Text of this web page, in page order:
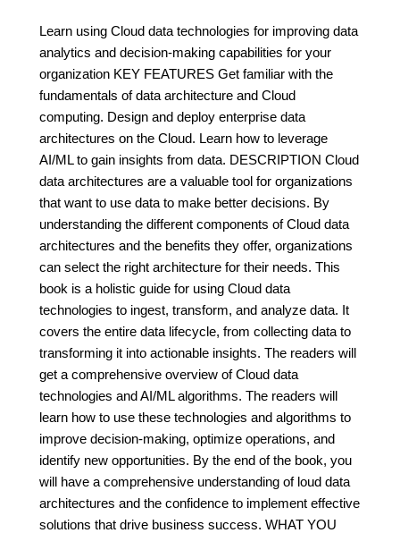
Learn using Cloud data technologies for improving data
analytics and decision-making capabilities for your
organization KEY FEATURES Get familiar with the
fundamentals of data architecture and Cloud
computing. Design and deploy enterprise data
architectures on the Cloud. Learn how to leverage
AI/ML to gain insights from data. DESCRIPTION Cloud
data architectures are a valuable tool for organizations
that want to use data to make better decisions. By
understanding the different components of Cloud data
architectures and the benefits they offer, organizations
can select the right architecture for their needs. This
book is a holistic guide for using Cloud data
technologies to ingest, transform, and analyze data. It
covers the entire data lifecycle, from collecting data to
transforming it into actionable insights. The readers will
get a comprehensive overview of Cloud data
technologies and AI/ML algorithms. The readers will
learn how to use these technologies and algorithms to
improve decision-making, optimize operations, and
identify new opportunities. By the end of the book, you
will have a comprehensive understanding of loud data
architectures and the confidence to implement effective
solutions that drive business success. WHAT YOU